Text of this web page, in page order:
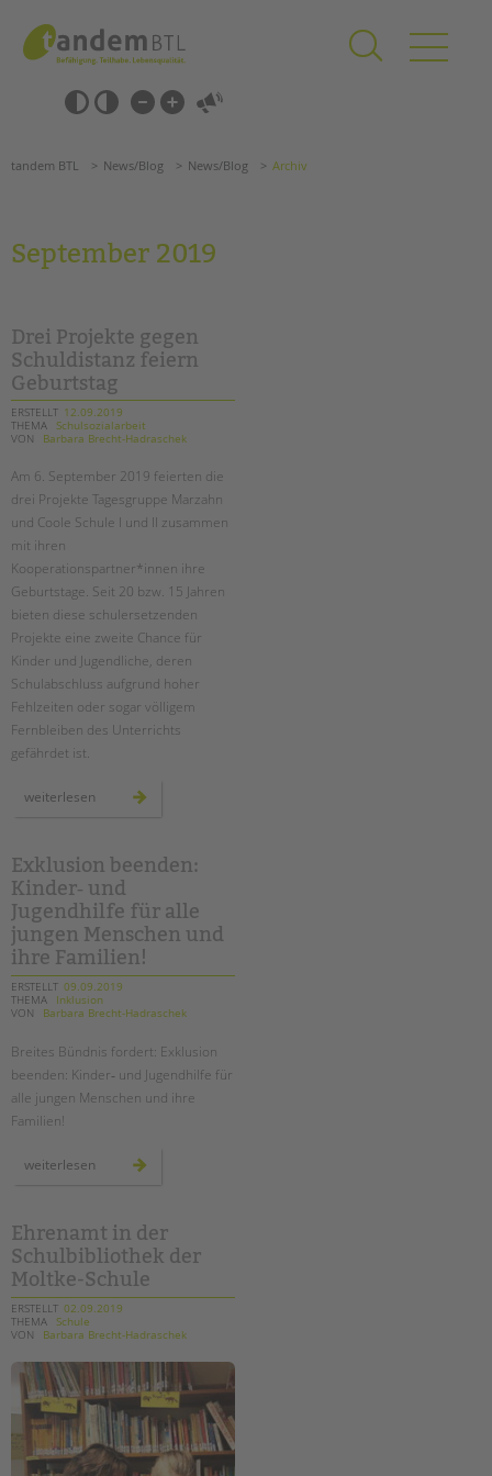
springen
Barrierefrei-
Einstellungen
überspringen
überspringen
Grundschulen
Förderzentren
Kollegs
EFöB
Schulbezogene Sozialarbeit
Tagesgruppen
HILFEN ZUR ERZIEHUNG
EINGLIEDERUNGSHILFE
BETREUTES WOHNEN
TANDEM BTL AKADEMIE
Zertfikatskurse
Seminarkalender
Seminarräume
Bereiche im Überblick
Kinder- und Jugendschutz
Unsere Videos
Gesellschafter VdK
schoolcoach BTL
tandem international
Stellenangebote
tandem als Arbeitgeberin
NEWS/BLOG
unkuerzbar
PRESSE
Magazin
KONTAKT
Impressum
Datenschutz
Hinweisgebersystem
Intranet
Suchen
tandem BTL News/Blog News/Blog Archiv
September 2019
Drei Projekte gegen
Schuldistanz feiern
Geburtstag
ERSTELLT 12.09.2019
THEMA Schulsozialarbeit
VON
Barbara Brecht-Hadraschek
Am 6. September 2019 feierten die
drei Projekte Tagesgruppe Marzahn
und Coole Schule I und II zusammen
mit ihren
Kooperationspartner*innen ihre
Geburtstage. Seit 20 bzw. 15 Jahren
bieten diese schulersetzenden
Projekte eine zweite Chance für
Kinder und Jugendliche, deren
Schulabschluss aufgrund hoher
Fehlzeiten oder sogar völligem
Fernbleiben des Unterrichts
gefährdet ist.
weiterlesen
projekte
geburtstag
Exklusion beenden:
Kinder‐ und
Jugendhilfe für alle
jungen Menschen und
ihre Familien!
ERSTELLT 09.09.2019
THEMA
Inklusion
VON
Barbara Brecht-Hadraschek
Breites Bündnis fordert: Exklusion
beenden: Kinder‐ und Jugendhilfe für
alle jungen Menschen und ihre
Familien!
weiterlesen exklusion
beenden:
für
alle
jungen
menschen
und
ihre
familien!
Ehrenamt in der
Schulbibliothek der
Moltke-Schule
ERSTELLT 02.09.2019
THEMA Schule
VON
Barbara Brecht-Hadraschek